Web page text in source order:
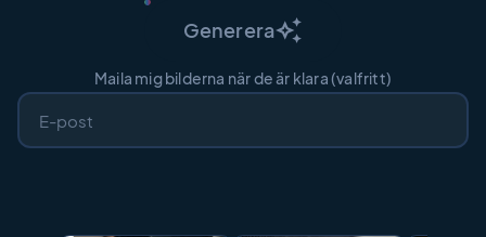
Genereraauto_awesome
Maila mig bilderna när de är klara (valfritt)